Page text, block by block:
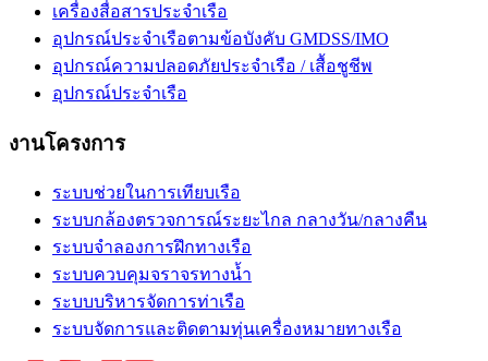
เครื่องสื่อสารประจำเรือ
อุปกรณ์ประจำเรือตามข้อบังคับ GMDSS/IMO
อุปกรณ์ความปลอดภัยประจำเรือ / เสื้อชูชีพ
อุปกรณ์ประจำเรือ
งานโครงการ
ระบบช่วยในการเทียบเรือ
ระบบกล้องตรวจการณ์ระยะไกล กลางวัน/กลางคืน
ระบบจำลองการฝึกทางเรือ
ระบบควบคุมจราจรทางน้ำ
ระบบบริหารจัดการท่าเรือ
ระบบจัดการและติดตามทุ่นเครื่องหมายทางเรือ